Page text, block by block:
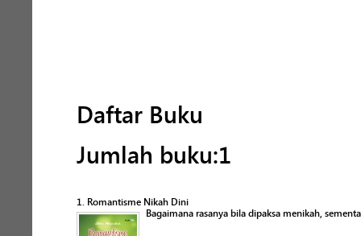
Daftar Buku
Jumlah buku:1
1. Romantisme Nikah Dini
Bagaimana rasanya bila dipaksa menikah,